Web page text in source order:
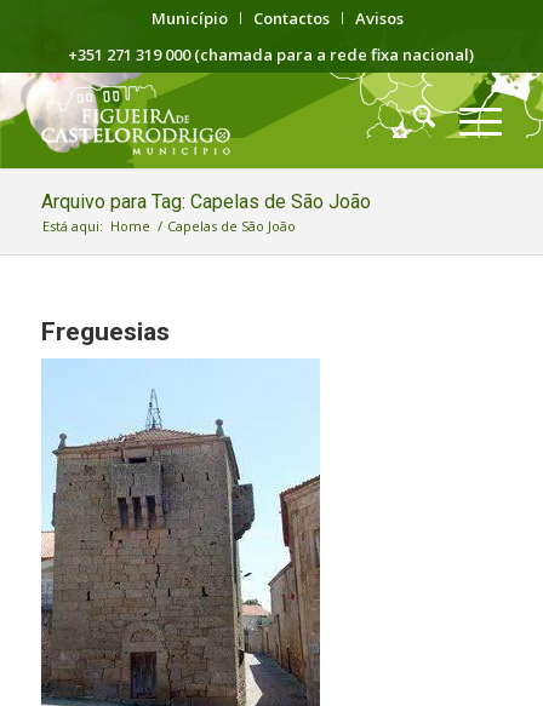
Município Contactos
Avisos
+351 271 319 000 (chamada para a rede fixa nacional)
Arquivo para Tag: Capelas de São João
Está aqui: Home / Capelas de São João
Freguesias